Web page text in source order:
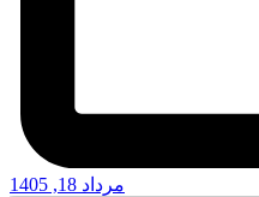
مرداد 18, 1405